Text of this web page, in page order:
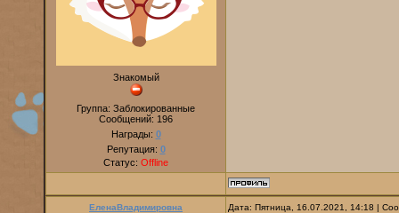
Знакомый
Группа: Заблокированные
Сообщений: 196
Награды: 0
Репутация: 0
Статус: Offline
ЕленаВладимировна Дата: Пятница, 16.07.2021, 14:18 |